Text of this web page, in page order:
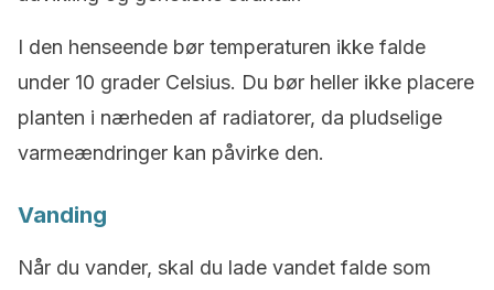
I den henseende bør temperaturen ikke falde
under 10 grader Celsius. Du bør heller ikke placere
planten i nærheden af radiatorer, da pludselige
varmeændringer kan påvirke den.
Vanding
Når du vander, skal du lade vandet falde som